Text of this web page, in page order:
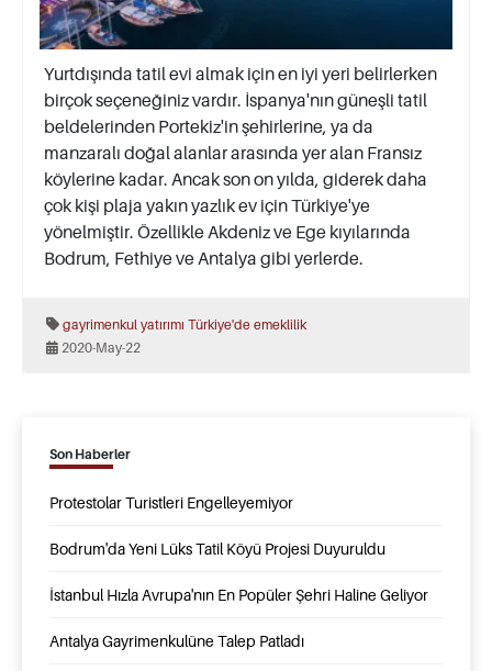
Yurtdışında tatil evi almak için en iyi yeri belirlerken
birçok seçeneğiniz vardır. İspanya'nın güneşli tatil
beldelerinden Portekiz'in şehirlerine, ya da
manzaralı doğal alanlar arasında yer alan Fransız
köylerine kadar. Ancak son on yılda, giderek daha
çok kişi plaja yakın yazlık ev için Türkiye'ye
yönelmiştir. Özellikle Akdeniz ve Ege kıyılarında
Bodrum, Fethiye ve Antalya gibi yerlerde.
gayrimenkul yatırımı Türkiye'de emeklilik
2020-May-22
Son Haberler
Protestolar Turistleri Engelleyemiyor
Bodrum'da Yeni Lüks Tatil Köyü Projesi Duyuruldu
İstanbul Hızla Avrupa'nın En Popüler Şehri Haline Geliyor
Antalya Gayrimenkulüne Talep Patladı